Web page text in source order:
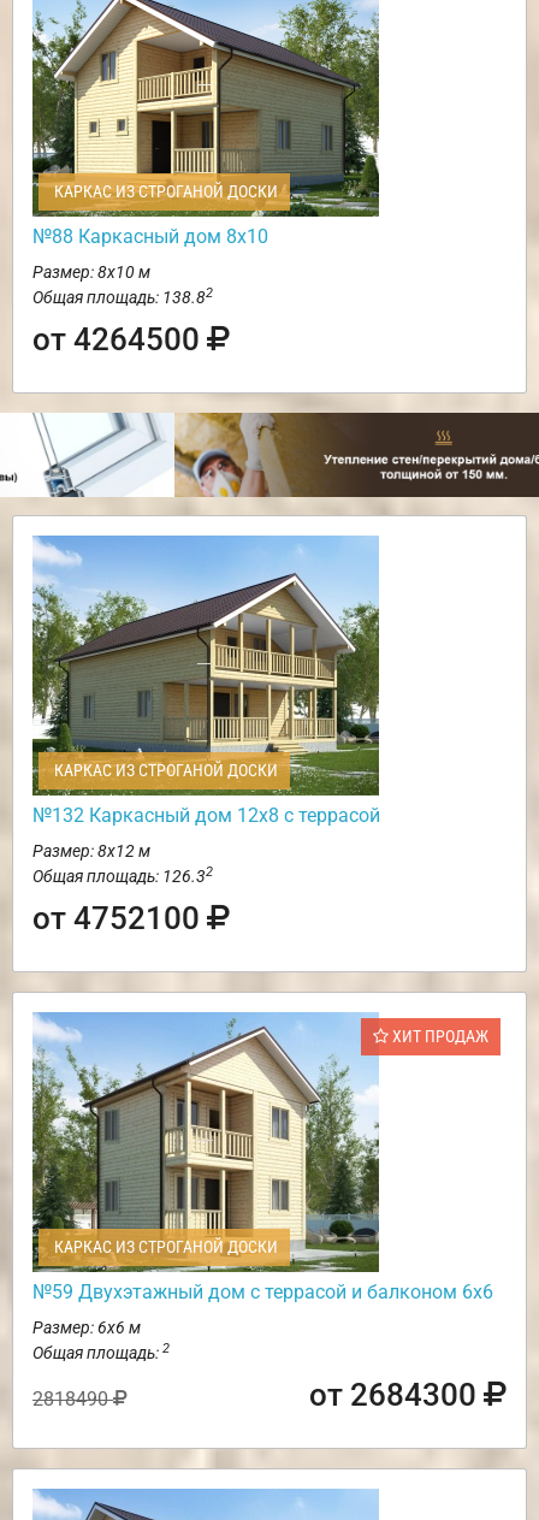
КАРКАС ИЗ СТРОГАНОЙ ДОСКИ
№88 Каркасный дом 8х10
Размер: 8х10 м
Общая площадь: 138.82
от 4264500
КАРКАС ИЗ СТРОГАНОЙ ДОСКИ
№132 Каркасный дом 12х8 с террасой
Размер: 8х12 м
Общая площадь: 126.32
от 4752100
ХИТ ПРОДАЖ
КАРКАС ИЗ СТРОГАНОЙ ДОСКИ
№59 Двухэтажный дом с террасой и балконом 6х6
Размер: 6х6 м
Общая площадь: 2
2818490 от 2684300